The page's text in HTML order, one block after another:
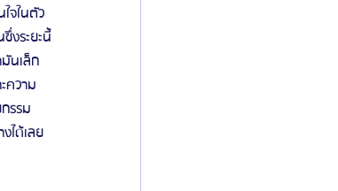
จในตัว
งระยะนี้
นเล็ก
ความ
รรม
ได้เลย